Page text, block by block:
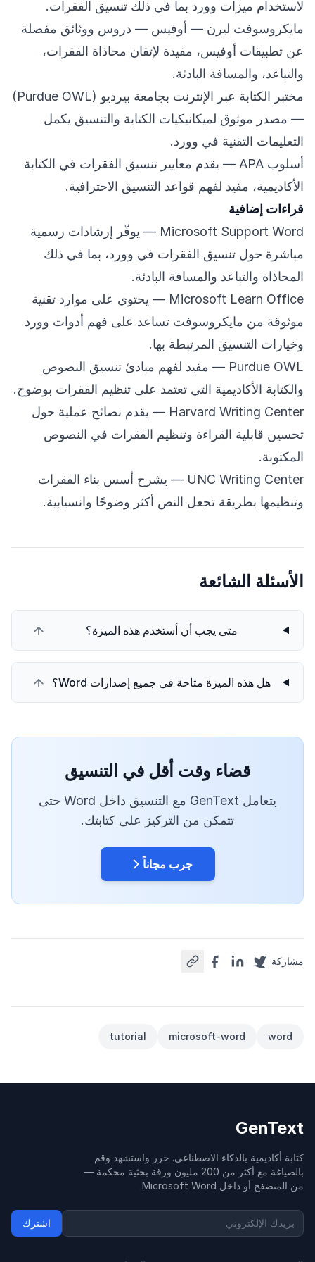
لاستخدام ميزات وورد بما في ذلك تنسيق الفقرات.
مايكروسوفت ليرن — أوفيس — دروس ووثائق مفصلة
عن تطبيقات أوفيس، مفيدة لإتقان محاذاة الفقرات،
والتباعد، والمسافة البادئة.
مختبر الكتابة عبر الإنترنت بجامعة بيرديو (Purdue OWL)
— مصدر موثوق لميكانيكيات الكتابة والتنسيق يكمل
التعليمات التقنية في وورد.
أسلوب APA
— يقدم معايير تنسيق الفقرات في الكتابة
الأكاديمية، مفيد لفهم قواعد التنسيق الاحترافية.
قراءات إضافية
Microsoft Support Word — يوفّر إرشادات رسمية
مباشرة حول تنسيق الفقرات في وورد، بما في ذلك
المحاذاة والتباعد والمسافة البادئة.
Microsoft Learn Office — يحتوي على موارد تقنية
موثوقة من مايكروسوفت تساعد على فهم أدوات وورد
وخيارات التنسيق المرتبطة بها.
Purdue OWL — مفيد لفهم مبادئ تنسيق النصوص
والكتابة الأكاديمية التي تعتمد على تنظيم الفقرات بوضوح.
Harvard Writing Center — يقدم نصائح عملية حول
تحسين قابلية القراءة وتنظيم الفقرات في النصوص
المكتوبة.
UNC Writing Center — يشرح أسس بناء الفقرات
وتنظيمها بطريقة تجعل النص أكثر وضوحًا وانسيابية.
الأسئلة الشائعة
متى يجب أن أستخدم هذه الميزة؟
هل هذه الميزة متاحة في جميع إصدارات Word؟
قضاء وقت أقل في التنسيق
يتعامل GenText مع التنسيق داخل Word حتى
تتمكن من التركيز على كتابتك.
جرب مجاناً
مشاركة
word
microsoft-word
tutorial
GenText
كتابة أكاديمية بالذكاء الاصطناعي. حرر واستشهد وقم
بالصياغة مع أكثر من 200 مليون ورقة بحثية محكمة —
من المتصفح أو داخل Microsoft Word.
اشترك